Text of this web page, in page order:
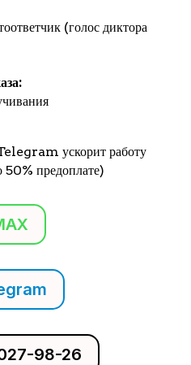
(голос диктора
ускорит работу
50% предоплате)
98-26